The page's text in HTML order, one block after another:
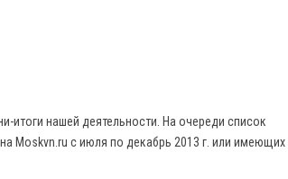
итоги нашей деятельности. На очереди список
Moskvn.ru с июля по декабрь 2013 г. или имеющих